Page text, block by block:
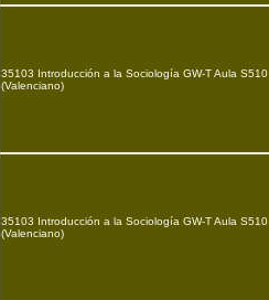
35103 Introducción a la Sociología GW-T Aula S510
(Valenciano)
35103 Introducción a la Sociología GW-T Aula S510
(Valenciano)